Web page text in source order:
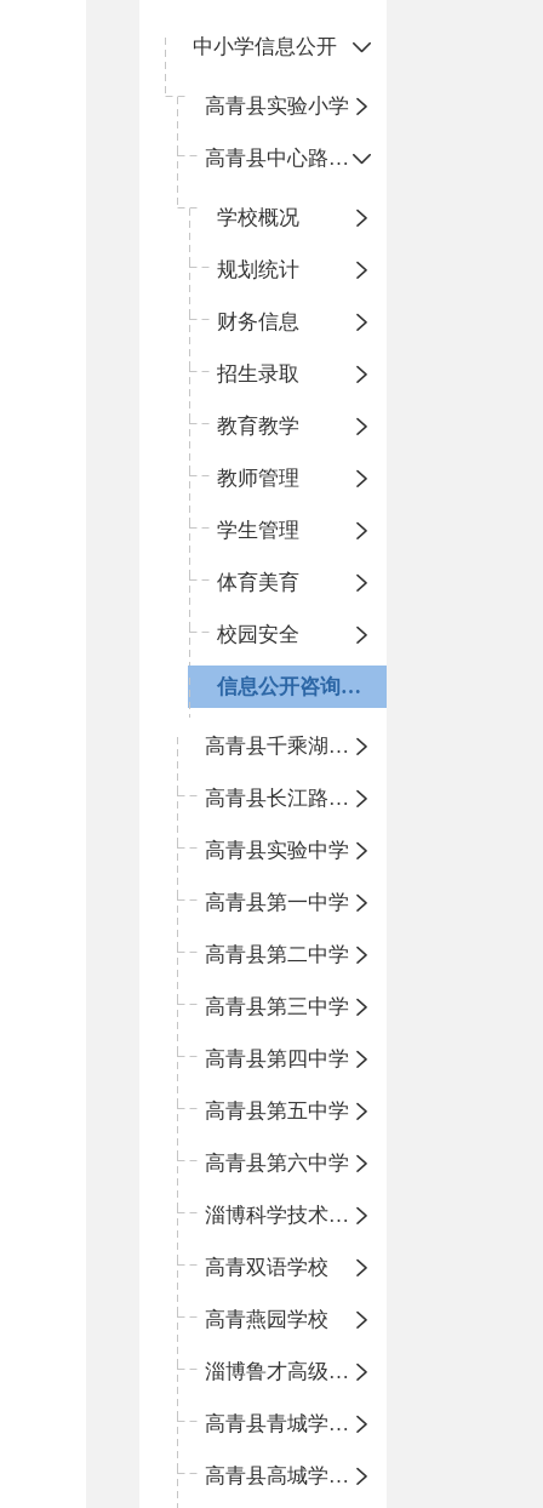
中小学信息公开
高青县实验小学
高青县中心路小学
学校概况
规划统计
财务信息
招生录取
教育教学
教师管理
学生管理
体育美育
校园安全
信息公开咨询指南
高青县千乘湖小学
高青县长江路小学
高青县实验中学
高青县第一中学
高青县第二中学
高青县第三中学
高青县第四中学
高青县第五中学
高青县第六中学
淄博科学技术学校
高青双语学校
高青燕园学校
淄博鲁才高级中学
高青县青城学区中心小学
高青县高城学区中心小学